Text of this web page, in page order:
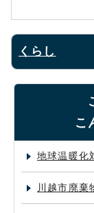
くらし
こ
地球温暖化
川越市廃棄